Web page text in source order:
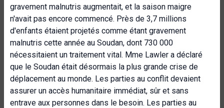
gravement malnutris augmentait, et la saison maigre
n'avait pas encore commencé. Près de 3,7 millions
d'enfants étaient projetés comme étant gravement
malnutris cette année au Soudan, dont 730 000
nécessitaient un traitement vital. Mme Lawler a déclaré
que le Soudan était désormais la plus grande crise de
déplacement au monde. Les parties au conflit devaient
assurer un accès humanitaire immédiat, sûr et sans
entrave aux personnes dans le besoin. Les parties au